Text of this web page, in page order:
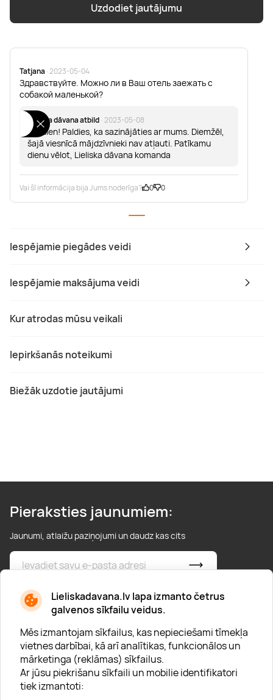
Lieliskadavana.lv lapa izmanto četrus
galvenos sīkfailu veidus.
Mēs izmantojam sīkfailus, kas nepieciešami tīmekļa
vietnes darbībai, kā arī analītikas, funkcionālos un
mārketinga (reklāmas) sīkfailus.
Ar jūsu piekrišanu sīkfaili un mobilie identifikatori
tiek izmantoti:
Iespējamie piegādes veidi
Iespējamie maksājuma veidi
Kur atrodas mūsu veikali
Iepirkšanās noteikumi
Biežāk uzdotie jautājumi
Uzdodiet jautājumu
Tatjana· 2023-05-04
Здравствуйте. Можно ли в Ваш отель заежать с
собакой маленькой?
Lieliska dāvana atbild · 2023-05-08
Labdien! Paldies, ka sazinājāties ar mums. Diemžēl,
šajā viesnīcā mājdzīvnieki nav atļauti. Patīkamu
dienu vēlot, Lieliska dāvana komanda
Vai šī informācija bija Jums noderīga? 0 0
Pieraksties jaunumiem:
Jaunumi, atlaižu paziņojumi un daudz kas cits
* Esmu iepazinies/usies ar privātuma politiku
Par "Lieliska dāvana"